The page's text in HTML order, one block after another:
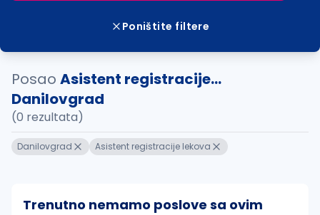
Poništite filtere
Posao Asistent registracije...
Danilovgrad
(0 rezultata)
Danilovgrad Asistent registracije lekova
Trenutno nemamo poslove sa ovim